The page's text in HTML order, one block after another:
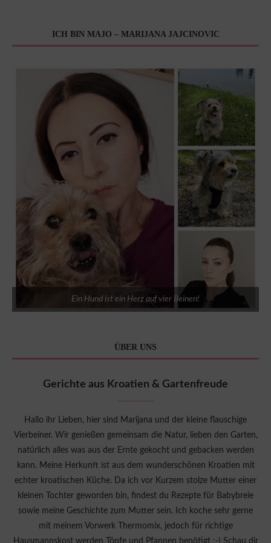
ICH BIN MAJO – MARIJANA JAJCINOVIC
Ein Hund ist ein Herz auf vier Beinen!
ÜBER UNS
Gerichte aus Kroatien & Gartenfreude
Hallo ihr Lieben, hier sind Marijana und der kleine flauschige
Vierbeiner. Wir genießen gemeinsam die Natur, lieben den Garten,
natürlich alles was aus der Ernte gekocht und gebacken werden
kann. Meine Herkunft ist aus dem wunderschönen Kroatien mit
echter kroatischen Küche. Da ich vor Kurzem stolze Mutter einer
kleinen Tochter geworden bin, findest du Rezepte für Babybreie
sowie meine Geschichte zum Mutter sein. Ich koche sehr gerne
mit meinem Vorwerk Thermomix, jedoch für richtige
Hausmannskost werden Töpfe und Pfannen benötigt :-) Schau dir